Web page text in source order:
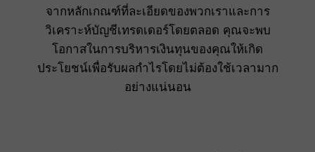
จากหลักเกณฑ์ที่ละเอียดของพวกเราและการ
วิเคราะห์บัญชีเทรดเดอร์โดยตลอด คุณจะพบ
โอกาสในการบริหารเงินทุนของคุณให้เกิด
ประโยชน์เพื่อรับผลกำไรโดยไม่ต้องใช้เวลามาก
อย่างแน่นอน